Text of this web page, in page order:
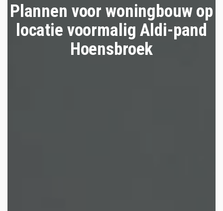
Plannen voor woningbouw op
locatie voormalig Aldi-pand
Hoensbroek